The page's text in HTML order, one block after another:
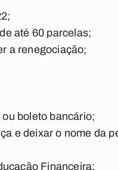
até 60 parcelas;
a renegociação;
boleto bancário;
e deixar o nome da
Financeira;